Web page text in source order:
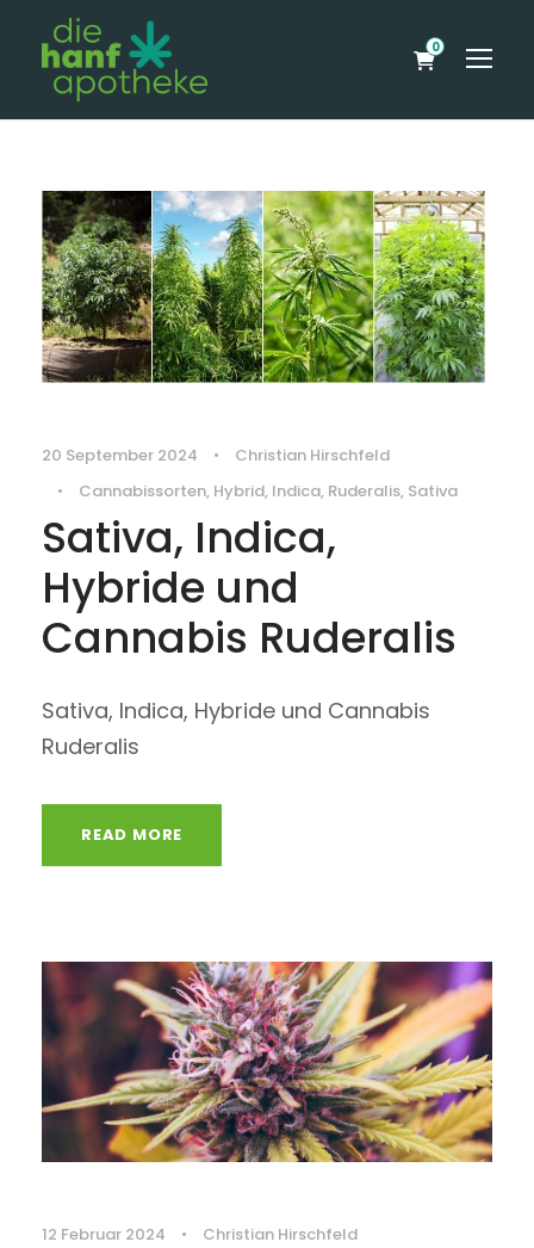
0
20 September 2024 •
Christian Hirschfeld
•
Cannabissorten, Hybrid, Indica, Ruderalis, Sativa
Sativa, Indica,
Hybride und
Cannabis Ruderalis
Sativa, Indica, Hybride und Cannabis
Ruderalis
READ MORE
12 Februar 2024 • Christian Hirschfeld